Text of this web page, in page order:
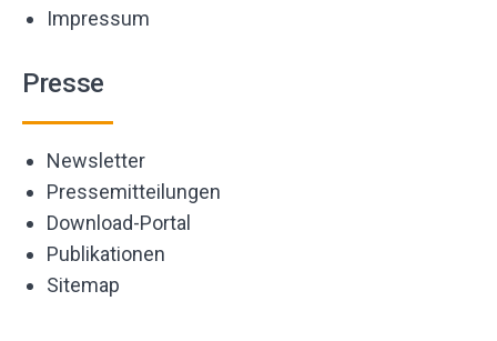
Impressum
Presse
Newsletter
Pressemitteilungen
Download-Portal
Publikationen
Sitemap